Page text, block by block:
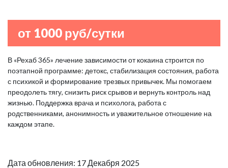
от 1000 руб/сутки
В «Рехаб 365» лечение зависимости от кокаина строится по
поэтапной программе: детокс, стабилизация состояния, работа
с психикой и формирование трезвых привычек. Мы помогаем
преодолеть тягу, снизить риск срывов и вернуть контроль над
жизнью. Поддержка врача и психолога, работа с
родственниками, анонимность и уважительное отношение на
каждом этапе.
Дата обновления: 17 Декабря 2025